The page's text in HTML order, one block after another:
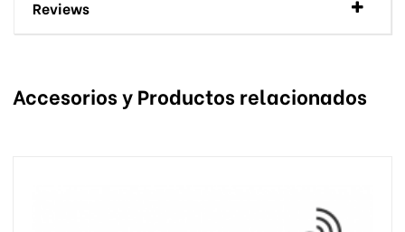
Reviews
Accesorios y Productos relacionados